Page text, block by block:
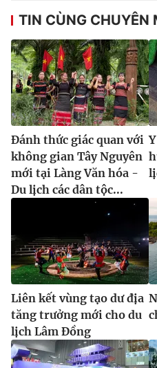
TIN CÙNG CHUYÊN
Đánh thức giác quan với
không gian Tây Nguyên
mới tại Làng Văn hóa -
Du lịch các dân tộc...
Liên kết vùng tạo dư địa
tăng trưởng mới cho du
lịch Lâm Đồng